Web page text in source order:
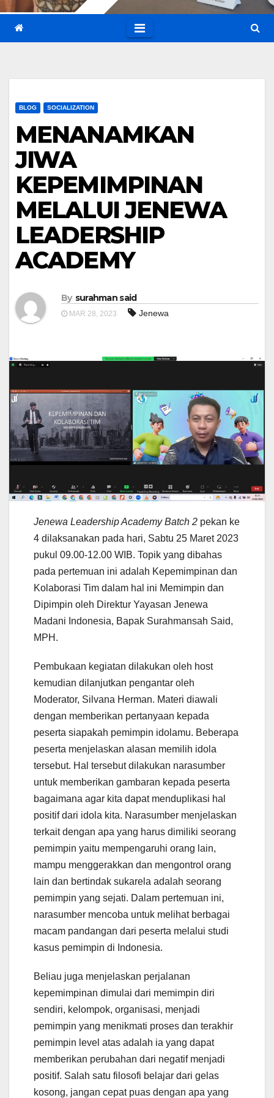
BLOG SOCIALIZATION
MENANAMKAN
JIWA
KEPEMIMPINAN
MELALUI JENEWA
LEADERSHIP
ACADEMY
By surahman said
MAR 28, 2023 Jenewa
Jenewa Leadership Academy Batch 2 pekan ke
4 dilaksanakan pada hari, Sabtu 25 Maret 2023
pukul 09.00-12.00 WIB. Topik yang dibahas
pada pertemuan ini adalah Kepemimpinan dan
Kolaborasi Tim dalam hal ini Memimpin dan
Dipimpin oleh Direktur Yayasan Jenewa
Madani Indonesia, Bapak Surahmansah Said,
MPH.
Pembukaan kegiatan dilakukan oleh host
kemudian dilanjutkan pengantar oleh
Moderator, Silvana Herman. Materi diawali
dengan memberikan pertanyaan kepada
peserta siapakah pemimpin idolamu. Beberapa
peserta menjelaskan alasan memilih idola
tersebut. Hal tersebut dilakukan narasumber
untuk memberikan gambaran kepada peserta
bagaimana agar kita dapat menduplikasi hal
positif dari idola kita. Narasumber menjelaskan
terkait dengan apa yang harus dimiliki seorang
pemimpin yaitu mempengaruhi orang lain,
mampu menggerakkan dan mengontrol orang
lain dan bertindak sukarela adalah seorang
pemimpin yang sejati. Dalam pertemuan ini,
narasumber mencoba untuk melihat berbagai
macam pandangan dari peserta melalui studi
kasus pemimpin di Indonesia.
Beliau juga menjelaskan perjalanan
kepemimpinan dimulai dari memimpin diri
sendiri, kelompok, organisasi, menjadi
pemimpin yang menikmati proses dan terakhir
pemimpin level atas adalah ia yang dapat
memberikan perubahan dari negatif menjadi
positif. Salah satu filosofi belajar dari gelas
kosong, jangan cepat puas dengan apa yang